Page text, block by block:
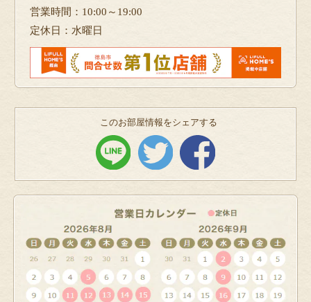
営業時間：10:00～19:00
定休日：水曜日
このお部屋情報をシェアする